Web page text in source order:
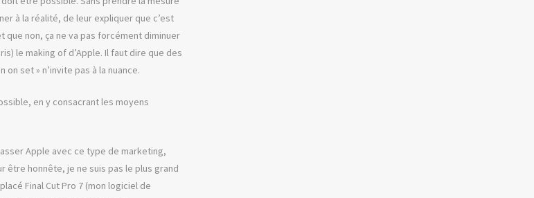
à la réalité, de leur expliquer que c’est
que non, ça ne va pas forcément diminuer
le making of d’Apple. Il faut dire que des
set » n’invite pas à la nuance.
en y consacrant les moyens
Apple avec ce type de marketing,
être honnête, je ne suis pas le plus grand
Final Cut Pro 7 (mon logiciel de